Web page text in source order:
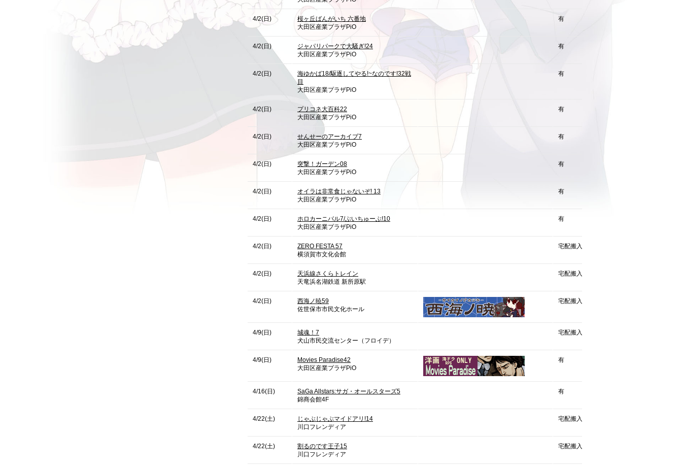
4/2(日)
桜ヶ丘ばんがいち 六番地
大田区産業プラザPiO
有
4/2(日)
ジャパリパークで大騒ぎ!24
大田区産業プラザPiO
有
4/2(日)
海ゆかば18/駆逐してやる!~なのです!32戦
目
大田区産業プラザPiO
有
4/2(日)
プリコネ大百科22
大田区産業プラザPiO
有
4/2(日)
せんせーのアーカイブ7
大田区産業プラザPiO
有
4/2(日)
突撃！ガーデン08
大田区産業プラザPiO
有
4/2(日)
オイラは非常食じゃないぞ! 13
大田区産業プラザPiO
有
4/2(日)
ホロカーニバル7/ぶいちゅーぶ!10
大田区産業プラザPiO
有
4/2(日)
ZERO FESTA 57
横須賀市文化会館
宅配搬入
4/2(日)
天浜線さくらトレイン
天竜浜名湖鉄道 新所原駅
宅配搬入
4/2(日)
西海ノ暁59
佐世保市市民文化ホール
宅配搬入
4/9(日)
城魂！7
犬山市民交流センター（フロイデ）
宅配搬入
4/9(日)
Movies Paradise42
大田区産業プラザPiO
有
4/16(日)
SaGa Allstars:サガ・オールスターズ5
錦商会館4F
有
4/22(土)
じゃぶじゃぶマイドアリ!14
川口フレンディア
宅配搬入
4/22(土)
割るのです王子15
川口フレンディア
宅配搬入